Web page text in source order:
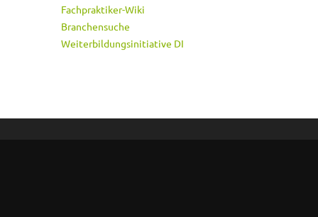
Fachpraktiker-Wiki
Branchensuche
Weiterbildungsinitiative DI